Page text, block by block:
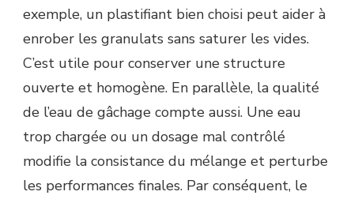
exemple, un plastifiant bien choisi peut aider à
enrober les granulats sans saturer les vides.
C’est utile pour conserver une structure
ouverte et homogène. En parallèle, la qualité
de l’eau de gâchage compte aussi. Une eau
trop chargée ou un dosage mal contrôlé
modifie la consistance du mélange et perturbe
les performances finales. Par conséquent, le